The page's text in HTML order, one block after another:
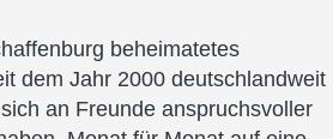
beheimatetes
dem Jahr 2000 deutschlandweit
an Freunde anspruchsvoller